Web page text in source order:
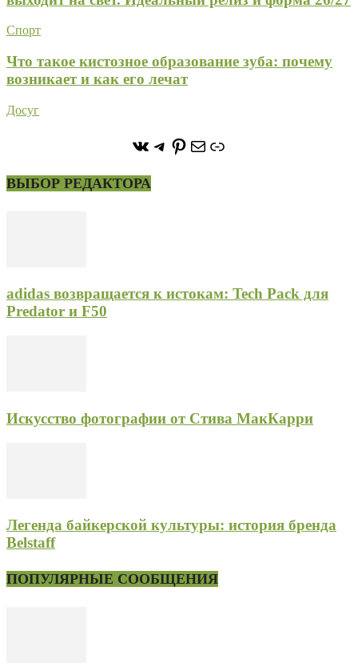
Спорт
Что такое кистозное образование зуба: почему
возникает и как его лечат
Досуг
https://vk.com/
https://t.me/stoneforest
https://
ПочтаСсылка
ВЫБОР РЕДАКТОРА
adidas возвращается к истокам: Tech Pack для
Predator и F50
Искусство фотографии от Стива МакКарри
Легенда байкерской культуры: история бренда
Belstaff
ПОПУЛЯРНЫЕ СООБЩЕНИЯ